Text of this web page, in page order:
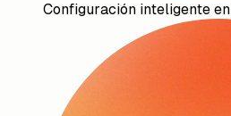
Configuración inteligente